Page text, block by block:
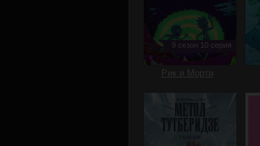
9 сезон 10 серия
Рик и Морти